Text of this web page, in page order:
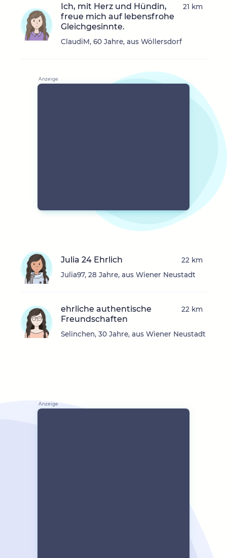
Ich, mit Herz und Hündin,
freue mich auf lebensfrohe
Gleichgesinnte.
ClaudiM, 60 Jahre, aus Wöllersdorf
21 km
Julia 24 Ehrlich
Julia97, 28 Jahre, aus Wiener Neustadt
22 km
ehrliche authentische
Freundschaften
Selinchen, 30 Jahre, aus Wiener Neustadt
22 km